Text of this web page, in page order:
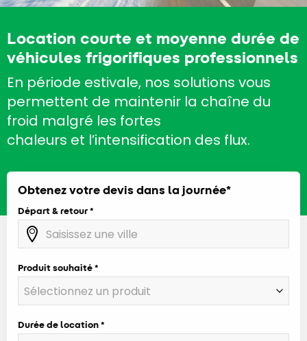
Location courte et moyenne durée de
véhicules frigorifiques professionnels
En période estivale, nos solutions vous
permettent de maintenir la chaîne du
froid malgré les fortes
chaleurs et l’intensification des flux.
Obtenez votre devis dans la journée*
Départ & retour
Produit souhaité
Durée de location